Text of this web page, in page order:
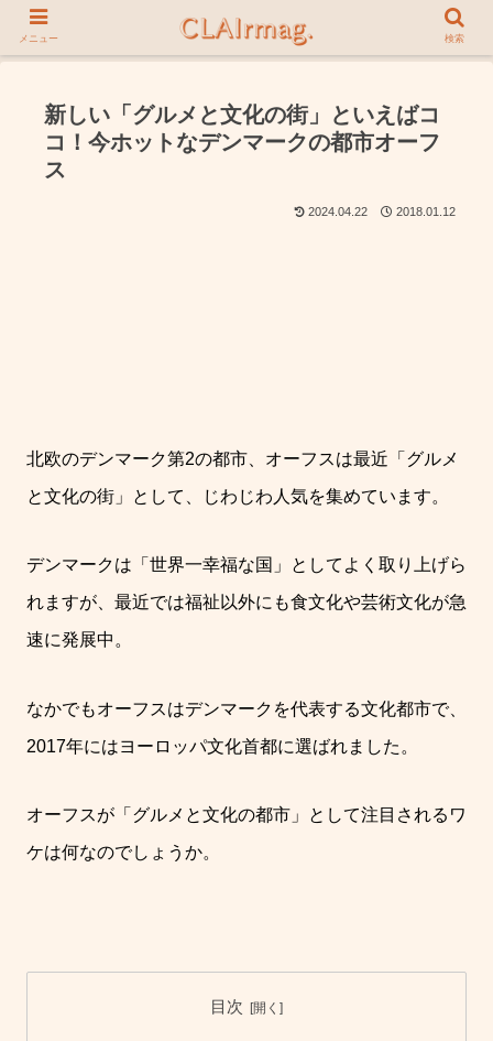
新しい「グルメと文化の街」といえばコ
コ！今ホットなデンマークの都市オーフ
ス
2024.04.22 2018.01.12
北欧のデンマーク第2の都市、オーフスは最近「グルメ
と文化の街」として、じわじわ人気を集めています。
デンマークは「世界一幸福な国」としてよく取り上げら
れますが、最近では福祉以外にも食文化や芸術文化が急
速に発展中。
なかでもオーフスはデンマークを代表する文化都市で、
2017年にはヨーロッパ文化首都に選ばれました。
オーフスが「グルメと文化の都市」として注目されるワ
ケは何なのでしょうか。
目次
メニュー 検索